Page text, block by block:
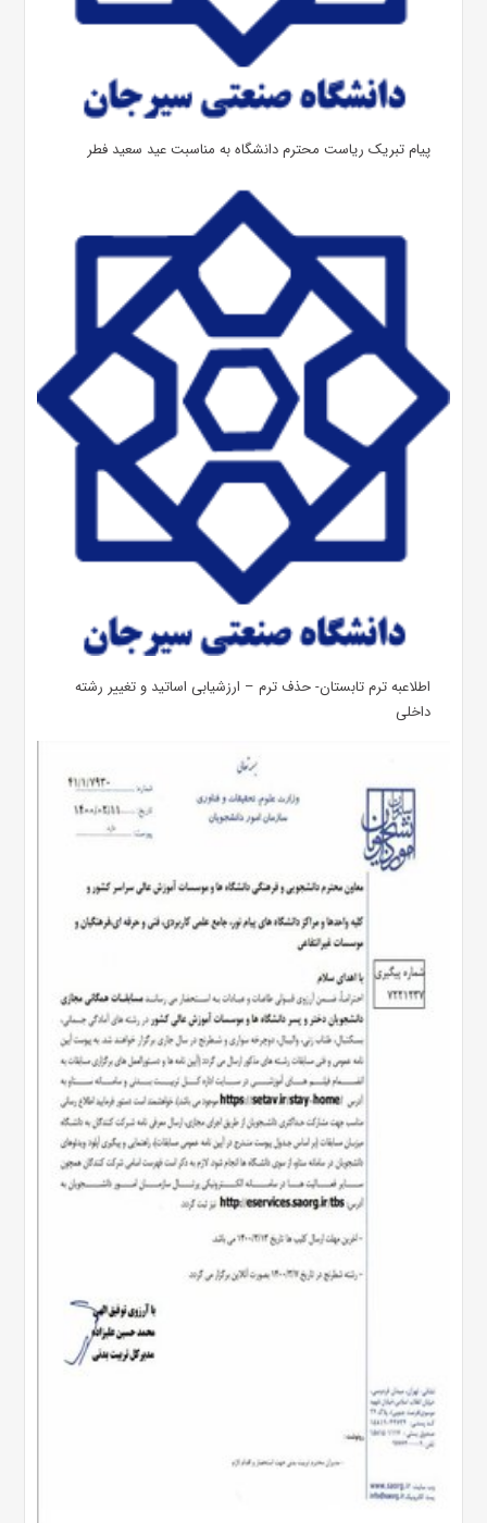
پیام تبریک ریاست محترم دانشگاه به مناسبت عید سعید فطر
اطلاعبه ترم تابستان- حذف ترم – ارزشیابی اساتید و تغییر رشته
داخلی